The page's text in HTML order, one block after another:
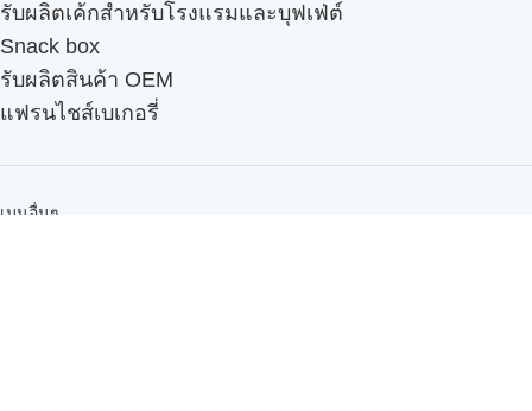
รับผลิตเค้กสำหรับโรงแรมและบุฟเฟ่ต์
Snack box
รับผลิตสินค้า OEM
แฟรนไชส์เบเกอรี่
เมนูอื่นๆ